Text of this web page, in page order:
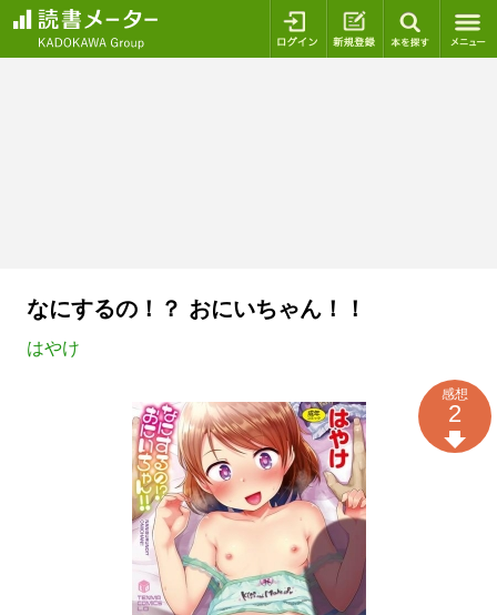
ログイン 新規登録
なにするの！？ おにいちゃん！！
はやけ
感想
2